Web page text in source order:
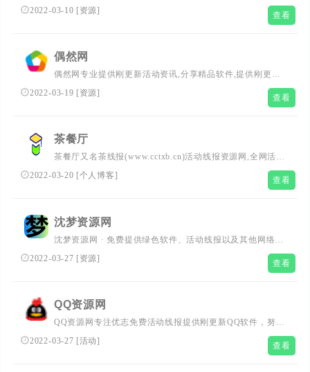
码,聚集了全网资源,娱乐,技术,教程,分享平台！
2022-03-10 [资源] 查看
偶然网
偶然网专业提供刚更新活动资讯,分享精品软件,提供刚更新
QQ活动,微信活动,教程分享,游戏咨询以及各种福利活动等,
2022-03-19 [资源] 查看
茶餐厅
茶餐厅又名茶线报(www.cctxb.cn)活动线报资源网,全网活动
线报,各大v群线报哪里来的,排优秀线报网,每天更新的赚钱
线报,红包线报网,24小时线报资源网,刚更新线报活动官网,
2022-03-20 [个人博客] 查看
沈梦资源网
沈梦资源网 · 免费提供绿色软件、活动线报以及其他网络资
源，好货不私藏！
2022-03-27 [资源] 查看
QQ资源网
QQ资源网专注优志免费活动线报提供刚更新QQ软件，努力
打造全国最优志分享平台！
2022-03-27 [活动] 查看